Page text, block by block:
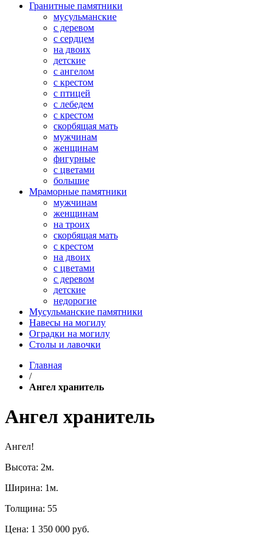
Гранитные памятники
мусульманские
с деревом
с сердцем
на двоих
детские
с ангелом
с крестом
с птицей
с лебедем
с крестом
скорбящая мать
мужчинам
женщинам
фигурные
с цветами
большие
Мраморные памятники
мужчинам
женщинам
на троих
скорбящая мать
с крестом
на двоих
с цветами
с деревом
детские
недорогие
Мусульманские памятники
Навесы на могилу
Оградки на могилу
Столы и лавочки
Главная
/
Ангел хранитель
Ангел хранитель
Ангел!
Высота: 2м.
Ширина: 1м.
Толщина: 55
Цена: 1 350 000 руб.